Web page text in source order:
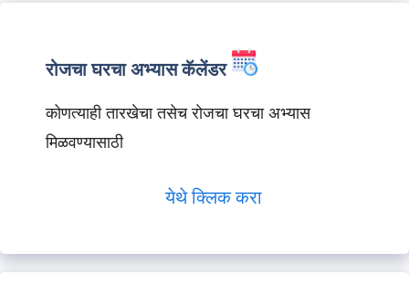
रोजचा घरचा अभ्यास कॅलेंडर
कोणत्याही तारखेचा तसेच रोजचा घरचा अभ्यास
मिळवण्यासाठी
येथे क्लिक करा